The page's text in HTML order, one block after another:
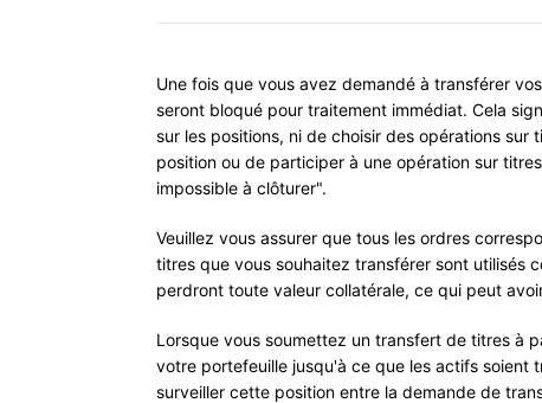
Une fois que vous avez demandé à transférer
seront bloqué pour traitement immédiat. Cela
sur les positions, ni de choisir des opérations
position ou de participer à une opération sur
impossible à clôturer".
Veuillez vous assurer que tous les ordres
titres que vous souhaitez transférer sont utilisés
perdront toute valeur collatérale, ce qui peut
Lorsque vous soumettez un transfert de titres à
votre portefeuille jusqu'à ce que les actifs soient
surveiller cette position entre la demande de